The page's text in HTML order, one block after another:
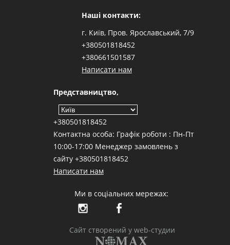
Наші контакти:
г. Київ, Пров. Ярославський, 7/9
+380501818452
+380661501587
Написати нам
Представництво,
+380501818452
Контактна особа: Графік роботи : Пн-Пт
10:00-17:00 Менеджер замовлень з
сайту +380501818452
Написати нам
Ми в соціальних мережах:
Сайт створений у web-студии